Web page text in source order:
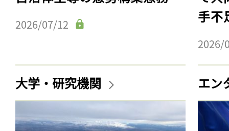
2026/07/12
手不
2026/
大学・研究機関 エン